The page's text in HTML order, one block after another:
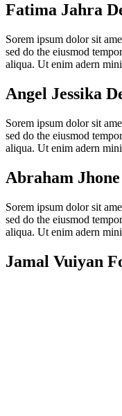
Fatima Jahra
Sorem ipsum dolor sit
sed do the eiusmod
aliqua. Ut enim adern
Angel Jessika
Sorem ipsum dolor sit
sed do the eiusmod
aliqua. Ut enim adern
Abraham Jhone
Sorem ipsum dolor sit
sed do the eiusmod
aliqua. Ut enim adern
Jamal Vuiyan